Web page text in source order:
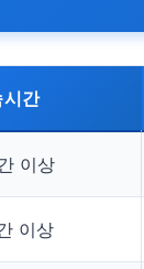
시간
이상
이상